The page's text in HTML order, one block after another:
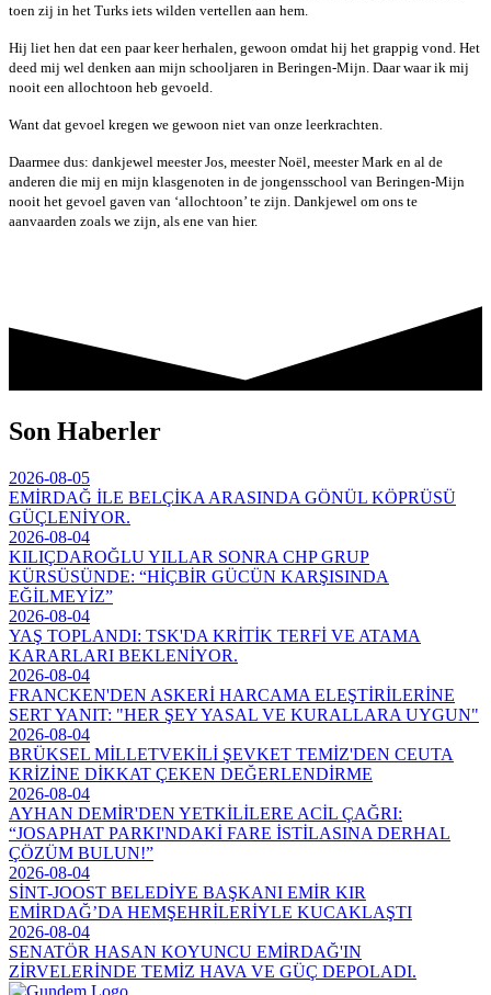
toen zij in het Turks iets wilden vertellen aan hem.
Hij liet hen dat een paar keer herhalen, gewoon omdat hij het grappig vond. Het
deed mij wel denken aan mijn schooljaren in Beringen-Mijn. Daar waar ik mij
nooit een allochtoon heb gevoeld.
Want dat gevoel kregen we gewoon niet van onze leerkrachten.
Daarmee dus: dankjewel meester Jos, meester Noël, meester Mark en al de
anderen die mij en mijn klasgenoten in de jongensschool van Beringen-Mijn
nooit het gevoel gaven van ‘allochtoon’ te zijn. Dankjewel om ons te
aanvaarden zoals we zijn, als ene van hier.
Son Haberler
2026-08-05
EMİRDAĞ İLE BELÇİKA ARASINDA GÖNÜL KÖPRÜSÜ
GÜÇLENİYOR.
2026-08-04
KILIÇDAROĞLU YILLAR SONRA CHP GRUP
KÜRSÜSÜNDE: “HİÇBİR GÜCÜN KARŞISINDA
EĞİLMEYİZ”
2026-08-04
YAŞ TOPLANDI: TSK'DA KRİTİK TERFİ VE ATAMA
KARARLARI BEKLENİYOR.
2026-08-04
FRANCKEN'DEN ASKERİ HARCAMA ELEŞTİRİLERİNE
SERT YANIT: "HER ŞEY YASAL VE KURALLARA UYGUN"
2026-08-04
BRÜKSEL MİLLETVEKİLİ ŞEVKET TEMİZ'DEN CEUTA
KRİZİNE DİKKAT ÇEKEN DEĞERLENDİRME
2026-08-04
AYHAN DEMİR'DEN YETKİLİLERE ACİL ÇAĞRI:
“JOSAPHAT PARKI'NDAKİ FARE İSTİLASINA DERHAL
ÇÖZÜM BULUN!”
2026-08-04
SİNT-JOOST BELEDİYE BAŞKANI EMİR KIR
EMİRDAĞ’DA HEMŞEHRİLERİYLE KUCAKLAŞTI
2026-08-04
SENATÖR HASAN KOYUNCU EMİRDAĞ'IN
ZİRVELERİNDE TEMİZ HAVA VE GÜÇ DEPOLADI.